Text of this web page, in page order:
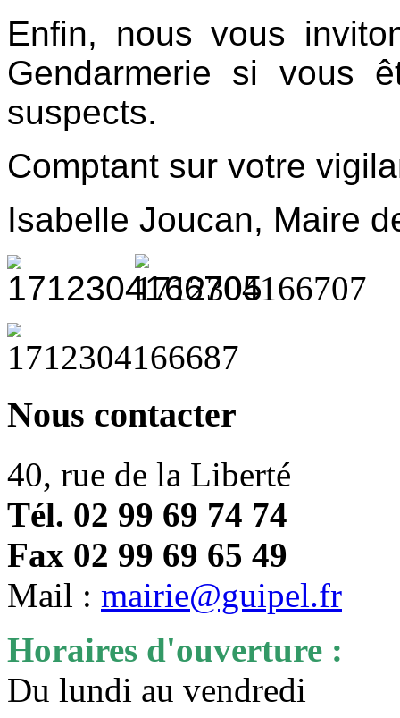
Enfin, nous vous
Gendarmerie si vous
suspects.
Comptant sur votre
Isabelle Joucan, Maire
Nous contacter
40, rue de la Liberté
Tél. 02 99 69 74 74
Fax 02 99 69 65 49
Mail : mairie@guipel.fr
Horaires d'ouverture :
Du lundi au vendredi